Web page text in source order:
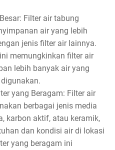
Filter air tabung
air yang lebih
jenis filter air lainnya.
memungkinkan filter air
lebih banyak air yang
yang Beragam: Filter air
berbagai jenis media
karbon aktif, atau keramik,
dan kondisi air di lokasi
yang beragam ini